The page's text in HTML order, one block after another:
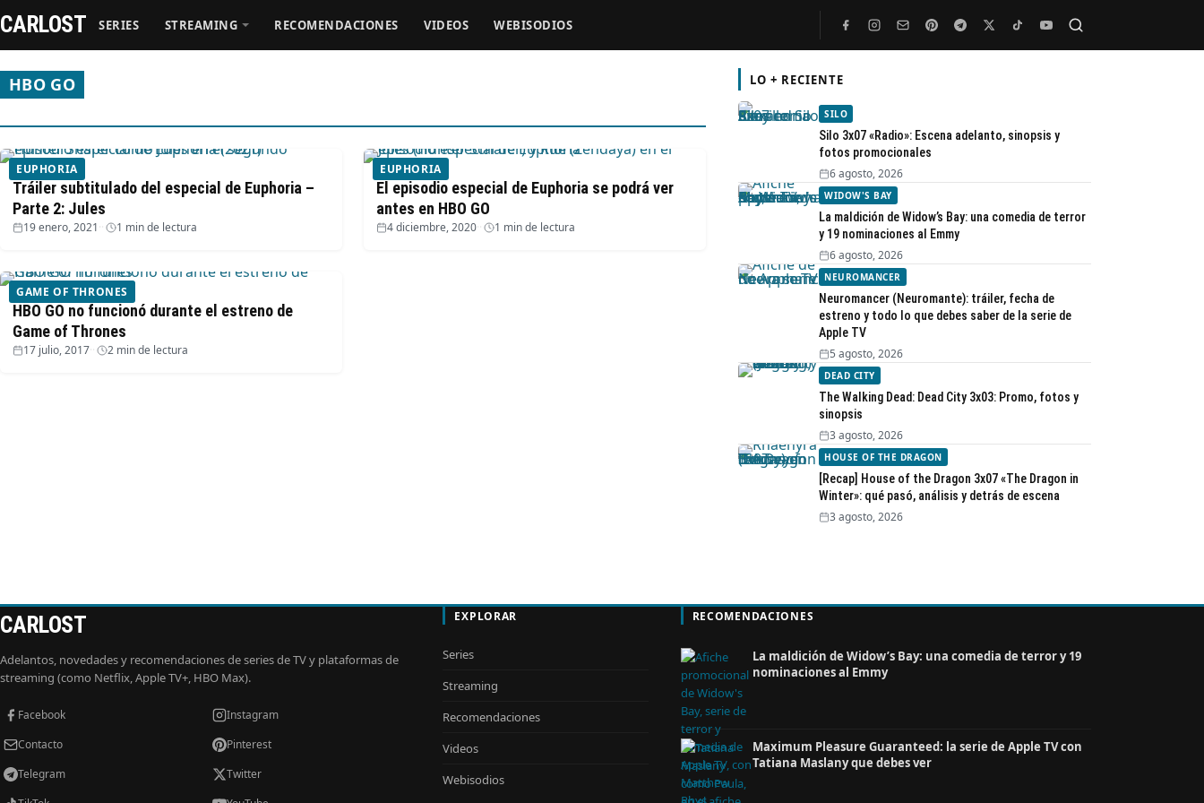
Streaming
Recomendaciones
Videos
Webisodios
CARLOST SERIES STREAMING RECOMENDACIONES VIDEOS WEBISODIOS
HBO GO
EUPHORIA
Tráiler subtitulado del especial de Euphoria –
Parte 2: Jules
19 enero, 2021 1 min de lectura
EUPHORIA
El episodio especial de Euphoria se podrá ver
antes en HBO GO
4 diciembre, 2020 1 min de lectura
GAME OF THRONES
HBO GO no funcionó durante el estreno de
Game of Thrones
17 julio, 2017 2 min de lectura
LO + RECIENTE
SILO
Silo 3x07 «Radio»: Escena adelanto, sinopsis y
fotos promocionales
6 agosto, 2026
WIDOW'S BAY
La maldición de Widow’s Bay: una comedia de terror
y 19 nominaciones al Emmy
6 agosto, 2026
NEUROMANCER
Neuromancer (Neuromante): tráiler, fecha de
estreno y todo lo que debes saber de la serie de
Apple TV
5 agosto, 2026
DEAD CITY
The Walking Dead: Dead City 3x03: Promo, fotos y
sinopsis
3 agosto, 2026
HOUSE OF THE DRAGON
[Recap] House of the Dragon 3x07 «The Dragon in
Winter»: qué pasó, análisis y detrás de escena
3 agosto, 2026
CARLOST
Adelantos, novedades y recomendaciones de series de TV y plataformas de
streaming (como Netflix, Apple TV+, HBO Max).
Facebook
Instagram
Contacto
Pinterest
Telegram
Twitter
EXPLORAR
Series
Streaming
Recomendaciones
Videos
Webisodios
RECOMENDACIONES
La maldición de Widow’s Bay: una comedia de terror y 19
nominaciones al Emmy
Maximum Pleasure Guaranteed: la serie de Apple TV con
Tatiana Maslany que debes ver